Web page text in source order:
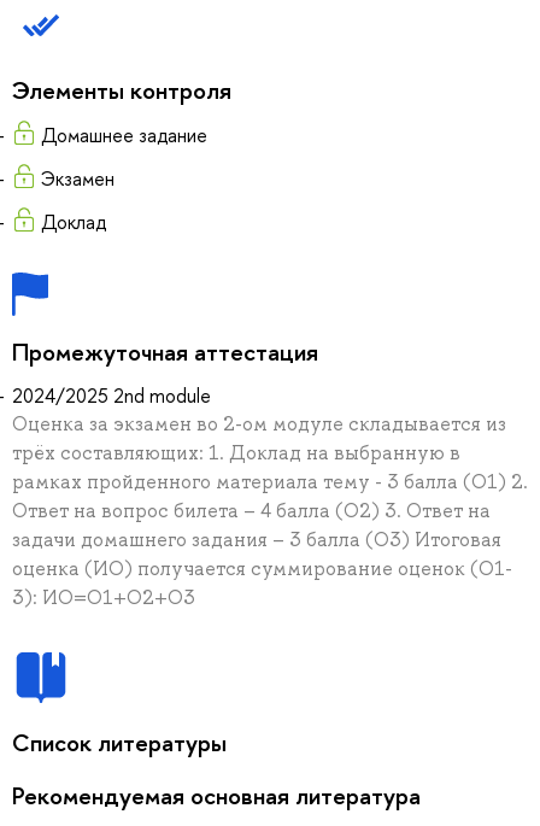
Элементы контроля
Домашнее задание
Экзамен
Доклад
Промежуточная аттестация
2024/2025 2nd module
Оценка за экзамен во 2-ом модуле складывается из
трёх составляющих: 1. Доклад на выбранную в
рамках пройденного материала тему - 3 балла (О1) 2.
Ответ на вопрос билета – 4 балла (О2) 3. Ответ на
задачи домашнего задания – 3 балла (О3) Итоговая
оценка (ИО) получается суммирование оценок (О1-
3): ИО=О1+О2+О3
Список литературы
Рекомендуемая основная литература